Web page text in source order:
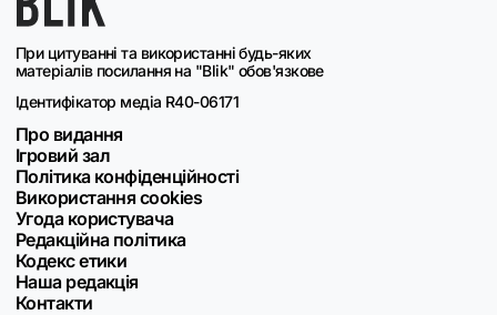
При цитуванні та використанні будь-яких
матеріалів посилання на "Blik" обов'язкове
Ідентифікатор медіа R40-06171
Про видання
Ігровий зал
Політика конфіденційності
Використання cookies
Угода користувача
Редакційна політика
Кодекс етики
Наша редакція
Контакти